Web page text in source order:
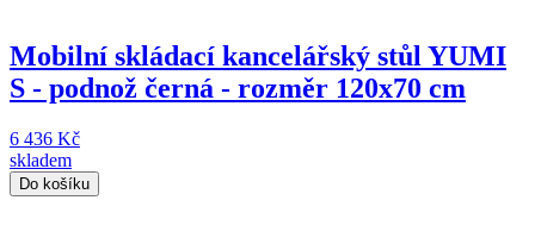
Mobilní skládací kancelářský stůl YUMI
S - podnož černá - rozměr 120x70 cm
6 436 Kč
skladem
Do košíku